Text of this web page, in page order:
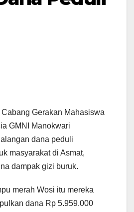
Gerakan Mahasiswa
GMNI Manokwari
dana peduli
masyarakat di Asmat,
dampak gizi buruk.
merah Wosi itu mereka
dana Rp 5.959.000